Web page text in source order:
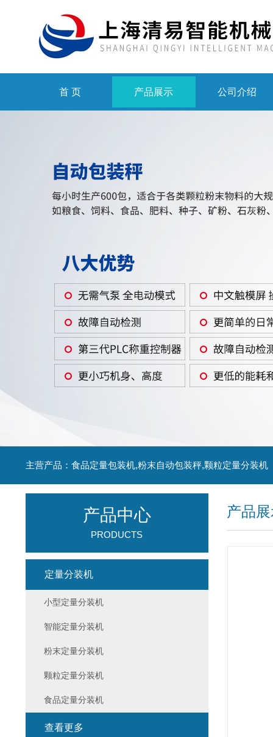
首 页 产品展示 公司介绍
主营产品：食品定量包装机,粉末自动包装秤,颗粒定量分装机
产品
产品中心
PRODUCTS
定量分装机
小型定量分装机
智能定量分装机
粉末定量分装机
颗粒定量分装机
食品定量分装机
查看更多